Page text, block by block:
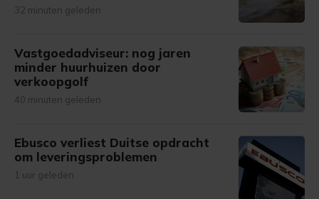
32 minuten geleden
Vastgoedadviseur: nog jaren
minder huurhuizen door
verkoopgolf
40 minuten geleden
Ebusco verliest Duitse opdracht
om leveringsproblemen
1 uur geleden